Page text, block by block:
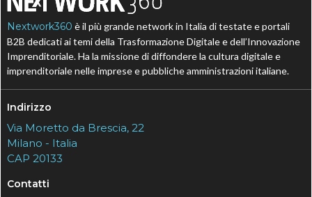
Nextwork360 è il più grande network in Italia di testate e portali
B2B dedicati ai temi della Trasformazione Digitale e dell’Innovazione
Imprenditoriale. Ha la missione di diffondere la cultura digitale e
imprenditoriale nelle imprese e pubbliche amministrazioni italiane.
Indirizzo
Via Moretto da Brescia, 22
Milano - Italia
CAP 20133
Contatti